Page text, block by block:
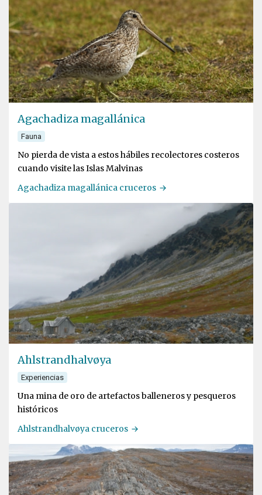
Agachadiza magallánica
Fauna
No pierda de vista a estos hábiles recolectores costeros
cuando visite las Islas Malvinas
Agachadiza magallánica cruceros
Ahlstrandhalvøya
Experiencias
Una mina de oro de artefactos balleneros y pesqueros
históricos
Ahlstrandhalvøya cruceros